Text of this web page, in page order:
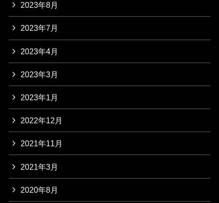
2023年8月
2023年7月
2023年4月
2023年3月
2023年1月
2022年12月
2021年11月
2021年3月
2020年8月